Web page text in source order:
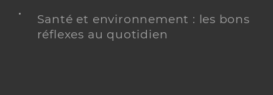
Santé et environnement : les bons
réflexes au quotidien